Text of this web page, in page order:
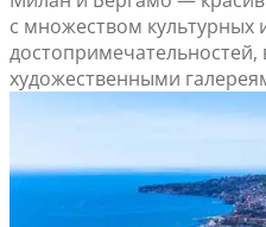
с множеством культурных
художественными